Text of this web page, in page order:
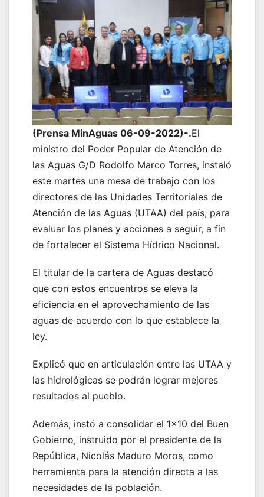
(Prensa MinAguas 06-09-2022)-.El
ministro del Poder Popular de Atención de
las Aguas G/D Rodolfo Marco Torres, instaló
este martes una mesa de trabajo con los
directores de las Unidades Territoriales de
Atención de las Aguas (UTAA) del país, para
evaluar los planes y acciones a seguir, a fin
de fortalecer el Sistema Hídrico Nacional.
El titular de la cartera de Aguas destacó
que con estos encuentros se eleva la
eficiencia en el aprovechamiento de las
aguas de acuerdo con lo que establece la
ley.
Explicó que en articulación entre las UTAA y
las hidrológicas se podrán lograr mejores
resultados al pueblo.
Además, instó a consolidar el 1×10 del Buen
Gobierno, instruido por el presidente de la
República, Nicolás Maduro Moros, como
herramienta para la atención directa a las
necesidades de la población.